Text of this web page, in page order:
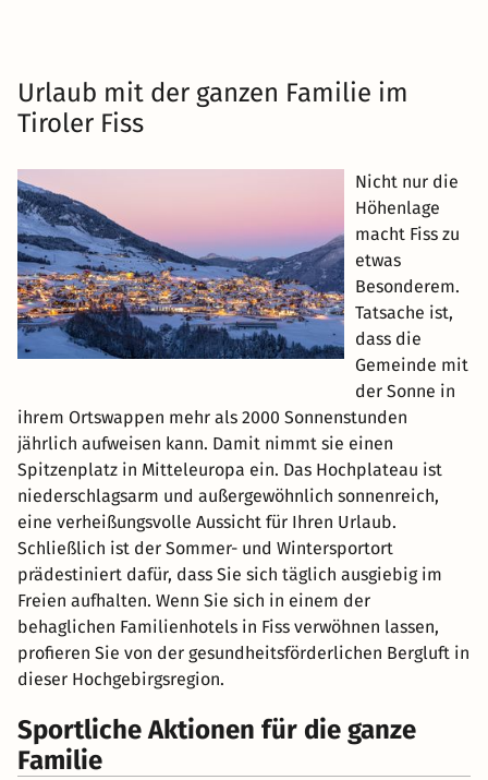
Urlaub mit der ganzen Familie im
Tiroler Fiss
Nicht nur die
Höhenlage
macht Fiss zu
etwas
Besonderem.
Tatsache ist,
dass die
Gemeinde mit
der Sonne in
ihrem Ortswappen mehr als 2000 Sonnenstunden
jährlich aufweisen kann. Damit nimmt sie einen
Spitzenplatz in Mitteleuropa ein. Das Hochplateau ist
niederschlagsarm und außergewöhnlich sonnenreich,
eine verheißungsvolle Aussicht für Ihren Urlaub.
Schließlich ist der Sommer- und Wintersportort
prädestiniert dafür, dass Sie sich täglich ausgiebig im
Freien aufhalten. Wenn Sie sich in einem der
behaglichen Familienhotels in Fiss verwöhnen lassen,
profieren Sie von der gesundheitsförderlichen Bergluft in
dieser Hochgebirgsregion.
Sportliche Aktionen für die ganze
Familie